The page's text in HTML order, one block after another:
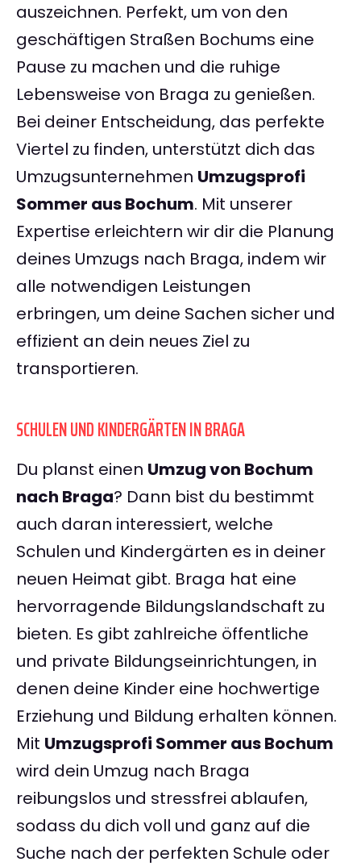
auszeichnen. Perfekt, um von den
geschäftigen Straßen Bochums eine
Pause zu machen und die ruhige
Lebensweise von Braga zu genießen.
Bei deiner Entscheidung, das perfekte
Viertel zu finden, unterstützt dich das
Umzugsunternehmen Umzugsprofi
Sommer aus Bochum. Mit unserer
Expertise erleichtern wir dir die Planung
deines Umzugs nach Braga, indem wir
alle notwendigen Leistungen
erbringen, um deine Sachen sicher und
effizient an dein neues Ziel zu
transportieren.
SCHULEN UND KINDERGÄRTEN IN BRAGA
Du planst einen Umzug von Bochum
nach Braga? Dann bist du bestimmt
auch daran interessiert, welche
Schulen und Kindergärten es in deiner
neuen Heimat gibt. Braga hat eine
hervorragende Bildungslandschaft zu
bieten. Es gibt zahlreiche öffentliche
und private Bildungseinrichtungen, in
denen deine Kinder eine hochwertige
Erziehung und Bildung erhalten können.
Mit Umzugsprofi Sommer aus Bochum
wird dein Umzug nach Braga
reibungslos und stressfrei ablaufen,
sodass du dich voll und ganz auf die
Suche nach der perfekten Schule oder